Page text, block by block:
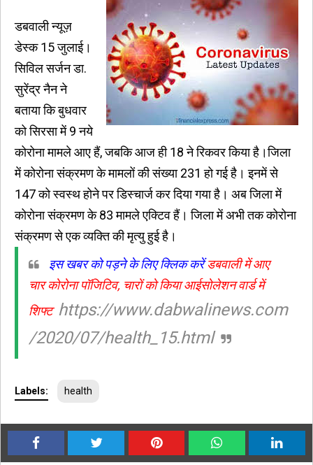
डबवाली न्यूज़
डेस्क 15 जुलाई।
सिविल सर्जन डा.
सुरेंद्र नैन ने
बताया कि बुधवार
को सिरसा में 9 नये
कोरोना मामले आए हैं, जबकि आज ही 18 ने रिकवर किया है।जिला
में कोरोना संक्रमण के मामलों की संख्या 231 हो गई है। इनमें से
147 को स्वस्थ होने पर डिस्चार्ज कर दिया गया है। अब जिला में
कोरोना संक्रमण के 83 मामले एक्टिव हैं। जिला में अभी तक कोरोना
संक्रमण से एक व्यक्ति की मृत्यु हुई है।
इस खबर को पड़ने के लिए क्लिक करेंडबवाली में आए
चार कोरोना पॉजिटिव, चारों को किया आईसोलेशन वार्ड में
शिफ्ट https://www.dabwalinews.com
/2020/07/health_15.html
Labels: health